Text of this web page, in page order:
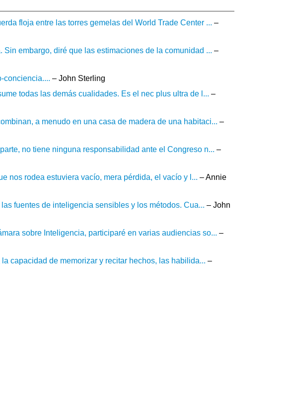
floja entre las torres gemelas del World Trade Center ... –
embargo, diré que las estimaciones de la comunidad ... –
conciencia.... – John Sterling
todas las demás cualidades. Es el nec plus ultra de l... –
a menudo en una casa de madera de una habitaci... –
no tiene ninguna responsabilidad ante el Congreso n... –
nos rodea estuviera vacío, mera pérdida, el vacío y l... – Annie
fuentes de inteligencia sensibles y los métodos. Cua... – John
sobre Inteligencia, participaré en varias audiencias so... –
capacidad de memorizar y recitar hechos, las habilida... –